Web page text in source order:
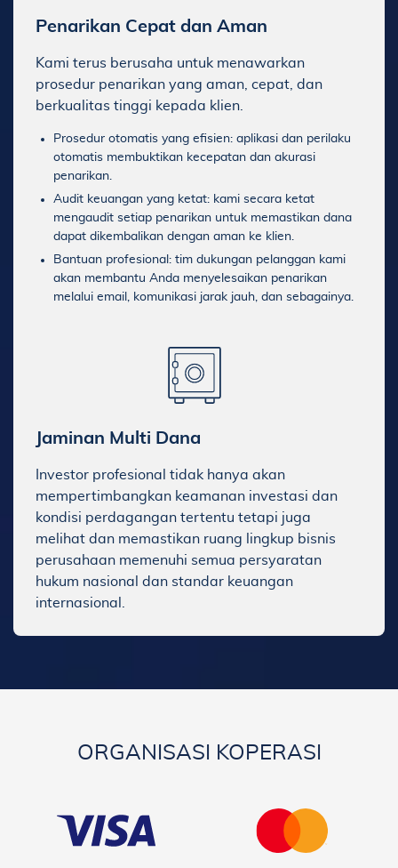
Penarikan Cepat dan Aman
Kami terus berusaha untuk menawarkan
prosedur penarikan yang aman, cepat, dan
Prosedur otomatis yang efisien: aplikasi dan perilaku
otomatis membuktikan kecepatan dan akurasi
Audit keuangan yang ketat: kami secara ketat
mengaudit setiap penarikan untuk memastikan dana
dapat dikembalikan dengan aman ke klien.
Bantuan profesional: tim dukungan pelanggan kami
akan membantu Anda menyelesaikan penarikan
melalui email, komunikasi jarak jauh, dan sebagainya.
Jaminan Multi Dana
Investor profesional tidak hanya akan
mempertimbangkan keamanan investasi dan
kondisi perdagangan tertentu tetapi juga
melihat dan memastikan ruang lingkup bisnis
perusahaan memenuhi semua persyaratan
hukum nasional dan standar keuangan
internasional.
ORGANISASI KOPERASI